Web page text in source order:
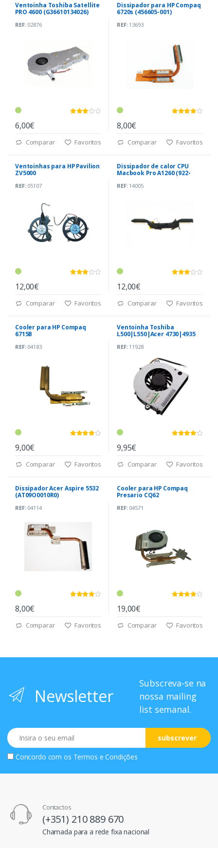
Ventoinha Toshiba Satellite
PRO 4600 (G36610134026)
REF:02876
6,00€
Comparar Favoritos
Dissipador para HP Compaq
6720s (456605-001)
REF:13693
8,00€
Comparar Favoritos
Ventoinhas para HP Pavilion
ZV5000
REF:05107
12,00€
Comparar Favoritos
Dissipador de calor CPU
Macbook Pro A1260 (922-
REF:14005
12,00€
Comparar Favoritos
Cooler para HP Compaq
6715B
REF:04183
9,00€
Comparar Favoritos
Ventoinha Toshiba
L500|L550|Acer 4730|4935
REF:11928
9,95€
Comparar Favoritos
Dissipador Acer Aspire 5532
(AT09O0010R0)
REF:04114
8,00€
Comparar Favoritos
Cooler para HP Compaq
Presario CQ62
REF:04571
19,00€
Comparar Favoritos
Newsletter
Subscreva-se na
nossa mailing
list semanal.
Email
subscrever
Concordo com os Termos e Condições
Contactos
(+351) 210 889 670
Chamada para a rede fixa nacional